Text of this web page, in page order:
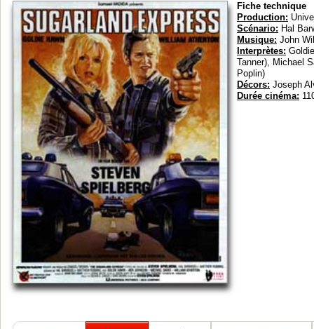
Fiche technique
Production:
Scénario: Hal
Musique: John
Interprètes:
Tanner), Michael
Poplin)
Décors: Joseph
Durée cinéma: